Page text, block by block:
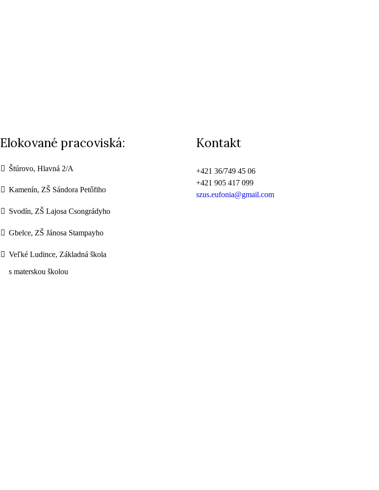
Elokované pracoviská:
Štúrovo, Hlavná 2/A
Kamenín, ZŠ Sándora Petőfiho
Svodín, ZŠ Lajosa Csongrádyho
Gbelce, ZŠ Jánosa Stampayho
Veľké Ludince, Základná škola
s materskou školou
Kontakt
+421 36/749 45 06
+421 905 417 099
szus.eufonia@gmail.com